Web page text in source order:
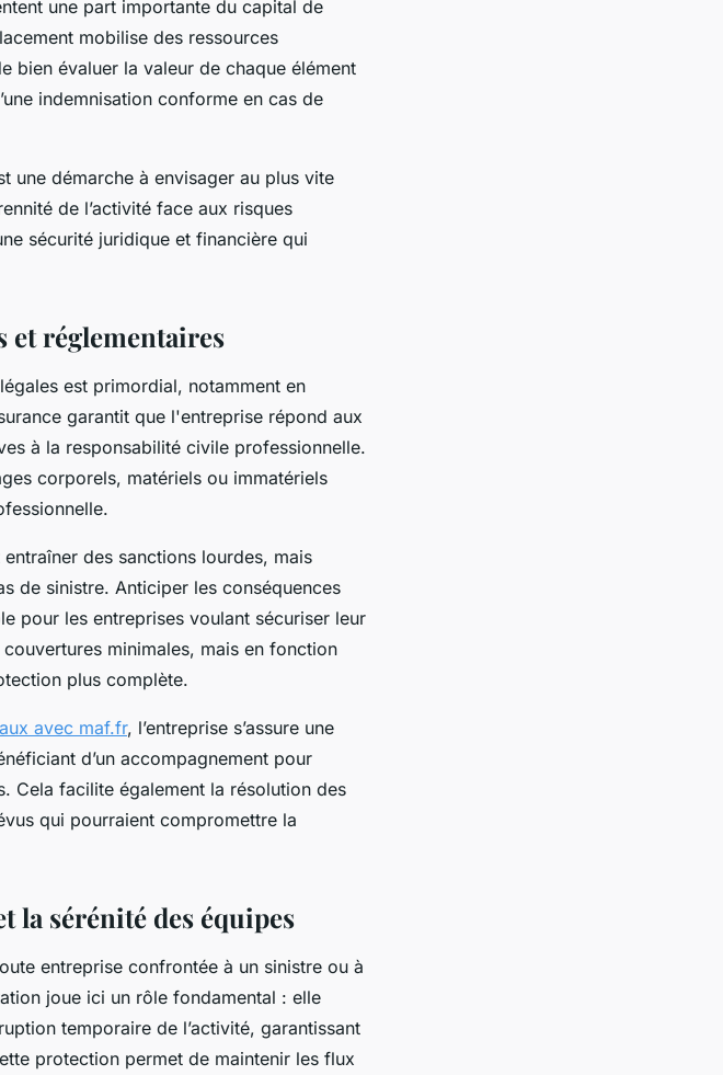
une part importante du capital de
mobilise des ressources
bien évaluer la valeur de chaque élément
indemnisation conforme en cas de
une démarche à envisager au plus vite
de l’activité face aux risques
sécurité juridique et financière qui
et réglementaires
est primordial, notamment en
garantit que l'entreprise répond aux
à la responsabilité civile professionnelle.
corporels, matériels ou immatériels
des sanctions lourdes, mais
de sinistre. Anticiper les conséquences
pour les entreprises voulant sécuriser leur
minimales, mais en fonction
plus complète.
avec maf.fr, l’entreprise s’assure une
d’un accompagnement pour
Cela facilite également la résolution des
qui pourraient compromettre la
la sérénité des équipes
entreprise confrontée à un sinistre ou à
joue ici un rôle fondamental : elle
temporaire de l’activité, garantissant
protection permet de maintenir les flux